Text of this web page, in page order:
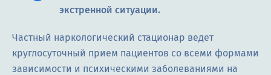
экстренной ситуации.
Частный наркологический стационар ведет
круглосуточный прием пациентов со всеми формами
зависимости и психическими заболеваниями на